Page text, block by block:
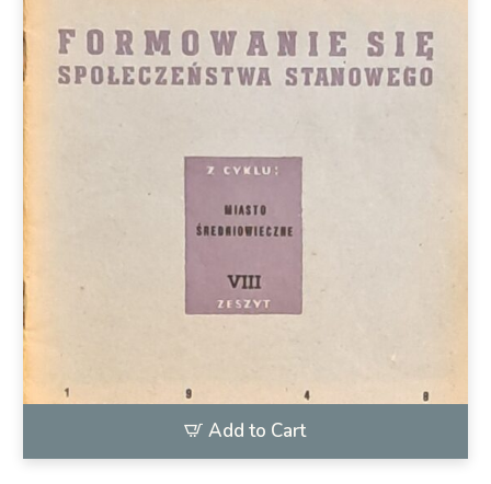
Add to Cart